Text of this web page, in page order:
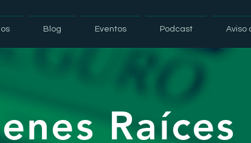
Blog Eventos Podcast Aviso
Raíces